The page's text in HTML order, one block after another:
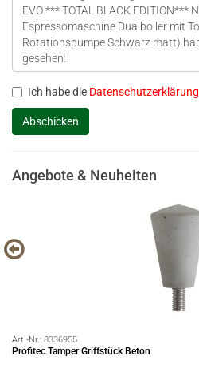
Ich habe die Datenschutzerklärung
Angebote & Neuheiten
Art.-Nr.: 8336955
Profitec Tamper Griffstück Beton